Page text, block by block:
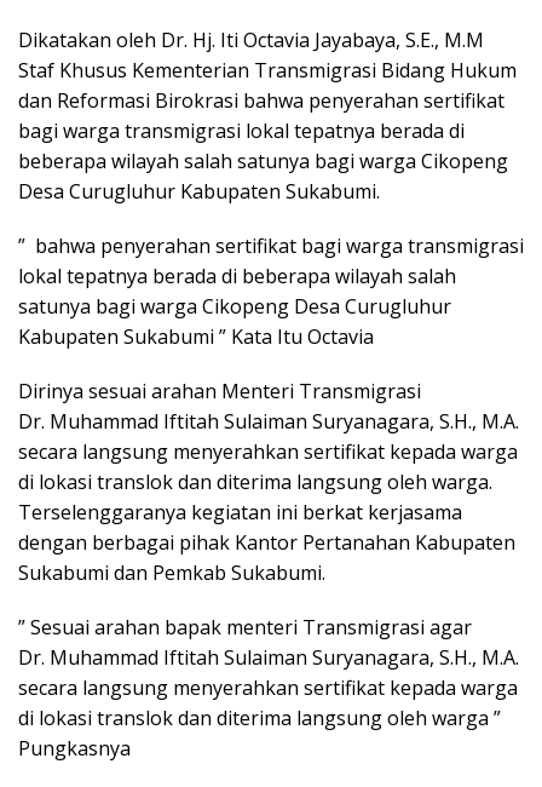
Dikatakan oleh Dr. Hj. Iti Octavia Jayabaya, S.E., Μ.Μ
Staf Khusus Kementerian Transmigrasi Bidang Hukum
dan Reformasi Birokrasi bahwa penyerahan sertifikat
bagi warga transmigrasi lokal tepatnya berada di
beberapa wilayah salah satunya bagi warga Cikopeng
Desa Curugluhur Kabupaten Sukabumi.
” bahwa penyerahan sertifikat bagi warga transmigrasi
lokal tepatnya berada di beberapa wilayah salah
satunya bagi warga Cikopeng Desa Curugluhur
Kabupaten Sukabumi ” Kata Itu Octavia
Dirinya sesuai arahan Menteri Transmigrasi
Dr. Muhammad Iftitah Sulaiman Suryanagara, S.H., M.A.
secara langsung menyerahkan sertifikat kepada warga
di lokasi translok dan diterima langsung oleh warga.
Terselenggaranya kegiatan ini berkat kerjasama
dengan berbagai pihak Kantor Pertanahan Kabupaten
Sukabumi dan Pemkab Sukabumi.
” Sesuai arahan bapak menteri Transmigrasi agar
Dr. Muhammad Iftitah Sulaiman Suryanagara, S.H., M.A.
secara langsung menyerahkan sertifikat kepada warga
di lokasi translok dan diterima langsung oleh warga ”
Pungkasnya